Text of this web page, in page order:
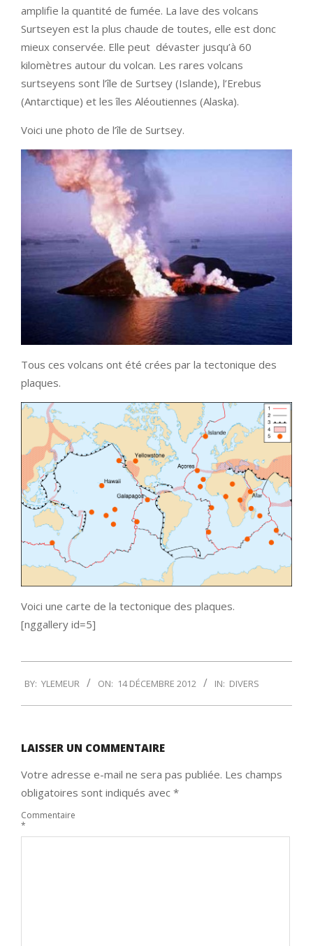
amplifie la quantité de fumée. La lave des volcans
Surtseyen est la plus chaude de toutes, elle est donc
mieux conservée. Elle peut dévaster jusqu’à 60
kilomètres autour du volcan. Les rares volcans
surtseyens sont l’île de Surtsey (Islande), l’Erebus
(Antarctique) et les îles Aléoutiennes (Alaska).
Voici une photo de l’île de Surtsey.
Tous ces volcans ont été crées par la tectonique des
plaques.
Voici une carte de la tectonique des plaques.
[nggallery id=5]
12-
14
BY: YLEMEUR ON: 14 DÉCEMBRE 2012 IN: DIVERS
LAISSER UN COMMENTAIRE
Votre adresse e-mail ne sera pas publiée. Les champs
obligatoires sont indiqués avec *
Commentaire
*